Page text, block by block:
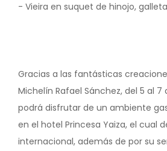
- Vieira en suquet de hinojo,
Gracias a las fantásticas
Michelín Rafael Sánchez, del 5 al
podrá disfrutar de un ambiente
en el hotel Princesa Yaiza, el cual
internacional, además de por su